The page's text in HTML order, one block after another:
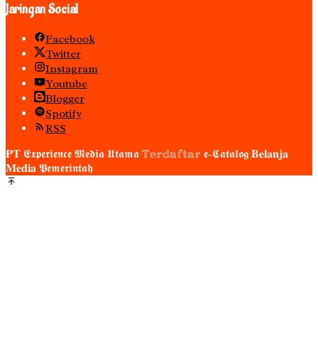
Jaringan Social
Facebook
Twitter
Instagram
Youtube
Blogger
Spotify
RSS
𝐏𝐓 𝕰𝖝𝖕𝖊𝖗𝖎𝖊𝖓𝖈𝖊 𝕸𝖊𝖉𝖎𝖆 𝖀𝖙𝖆𝖒𝖆 𝕋𝕖𝕣𝕕𝕒𝕗𝕥𝕒𝕣 𝖊-𝕮𝖆𝖙𝖆𝖑𝖔𝖌 𝐁𝐞𝐥𝐚𝐧𝐣𝐚
𝐌𝐞𝐝𝐢𝐚 𝕻𝖊𝖒𝖊𝖗𝖎𝖓𝖙𝖆𝖍